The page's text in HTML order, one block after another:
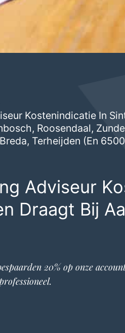
Kostenindicatie In
, Roosendaal,
Breda, Terheijden (en
Adviseur
Draagt Bij
20% op onze